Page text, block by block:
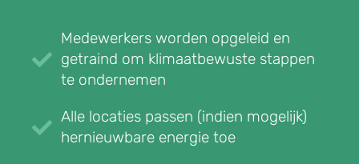
Medewerkers worden opgeleid en
getraind om klimaatbewuste stappen
te ondernemen
Alle locaties passen (indien mogelijk)
hernieuwbare energie toe